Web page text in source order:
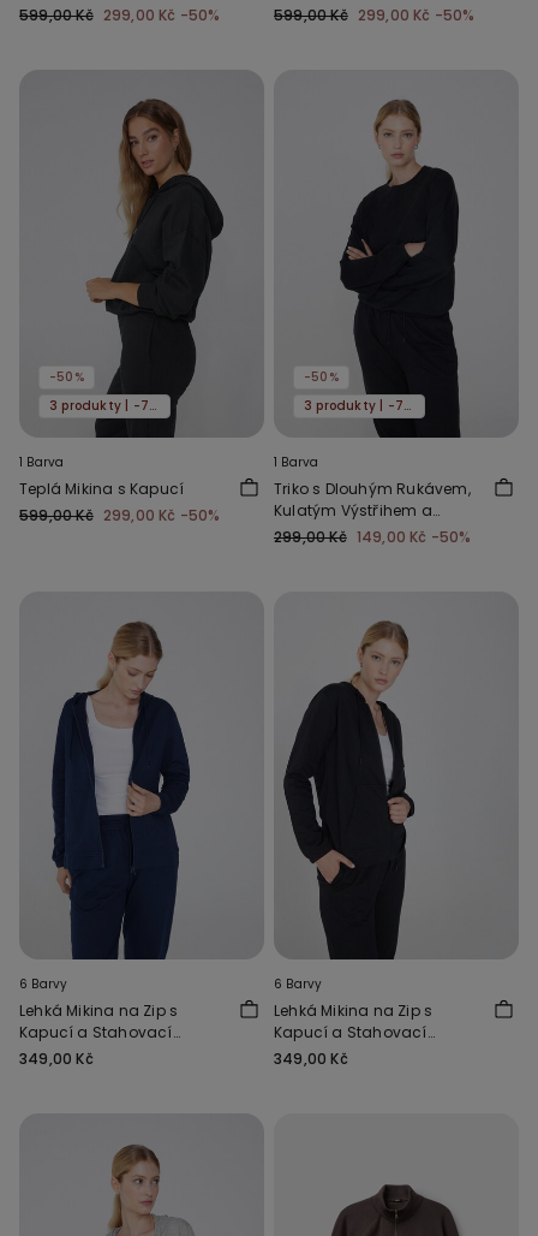
599,00 Kč 299,00 Kč -50%
599,00 Kč 299,00 Kč -50%
-50%
3 produkty | -70%
1 Barva
Teplá Mikina s Kapucí
599,00 Kč 299,00 Kč -50%
-50%
3 produkty | -70%
1 Barva
Triko s Dlouhým Rukávem,
Kulatým Výstřihem a
Manžetami
299,00 Kč 149,00 Kč -50%
6 Barvy
Lehká Mikina na Zip s
Kapucí a Stahovací
Šňůrkou
349,00 Kč
6 Barvy
Lehká Mikina na Zip s
Kapucí a Stahovací
Šňůrkou
349,00 Kč